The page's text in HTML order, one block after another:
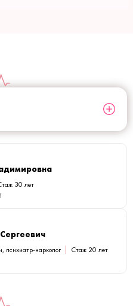
30 лет
психиатр-нарколог
Стаж 20 лет